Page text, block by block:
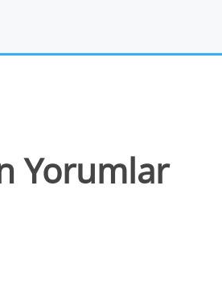
Yorumlar